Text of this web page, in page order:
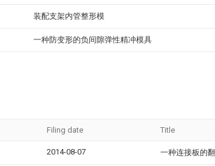
装配支架内管整形模
一种防变形的负间隙弹性精冲模具
Filing date Title
2014-08-07 一种连接板的